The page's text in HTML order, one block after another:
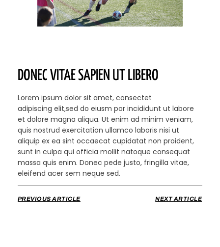
DONEC VITAE SAPIEN UT LIBERO
Lorem ipsum dolor sit amet, consectet
adipiscing elit,sed do eiusm por incididunt ut labore
et dolore magna aliqua. Ut enim ad minim veniam,
quis nostrud exercitation ullamco laboris nisi ut
aliquip ex ea sint occaecat cupidatat non proident,
sunt in culpa qui officia mollit natoque consequat
massa quis enim. Donec pede justo, fringilla vitae,
eleifend acer sem neque sed.
PREVIOUS ARTICLE NEXT ARTICLE